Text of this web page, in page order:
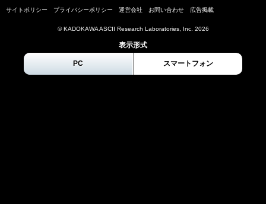
サイトポリシー プライバシーポリシー 運営会社 お問い合わせ 広告掲載
© KADOKAWA ASCII Research Laboratories, Inc. 2026
表示形式
PC スマートフォン